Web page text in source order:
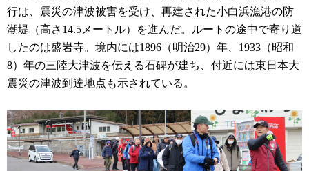
行は、震災の津波被害を受け、再建された小白浜漁港の防
潮堤（高さ14.5メートル）を進んだ。ルートの途中で寄り道
したのは盛岩寺。境内には1896（明治29）年、1933（昭和
8）年の三陸大津波を伝える石碑が建ち、付近には東日本大
震災の津波到達地点も示されている。